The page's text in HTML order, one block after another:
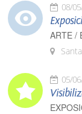
08/
ARTE /
05/